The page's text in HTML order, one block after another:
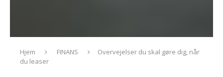
Hjem FINANS
Overvejelser du skal gøre dig, når
du leaser